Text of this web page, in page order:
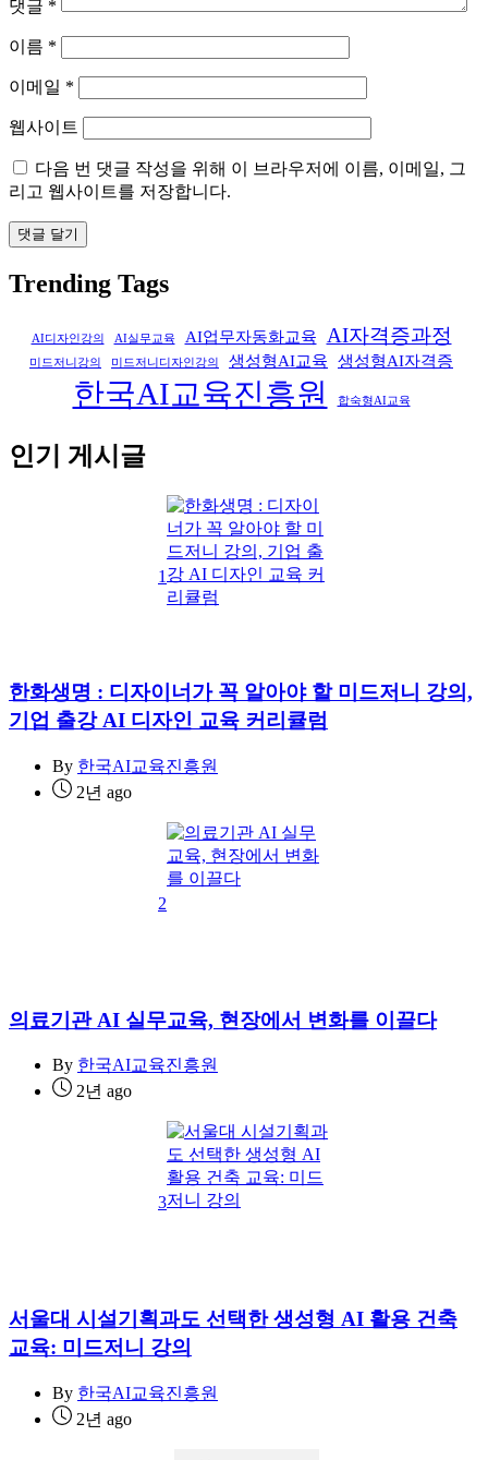
댓글 *
이름 *
이메일 *
웹사이트
다음 번 댓글 작성을 위해 이 브라우저에 이름, 이메일, 그
리고 웹사이트를 저장합니다.
Trending Tags
AI디자인강의 AI실무교육 AI업무자동화교육 AI자격증과정
미드저니강의 미드저니디자인강의 생성형AI교육 생성형AI자격증
한국AI교육진흥원 합숙형AI교육
인기 게시글
1
한화생명 : 디자이너가 꼭 알아야 할 미드저니 강의,
기업 출강 AI 디자인 교육 커리큘럼
By 한국AI교육진흥원
2년 ago
2
의료기관 AI 실무교육, 현장에서 변화를 이끌다
By 한국AI교육진흥원
2년 ago
3
서울대 시설기획과도 선택한 생성형 AI 활용 건축
교육: 미드저니 강의
By 한국AI교육진흥원
2년 ago